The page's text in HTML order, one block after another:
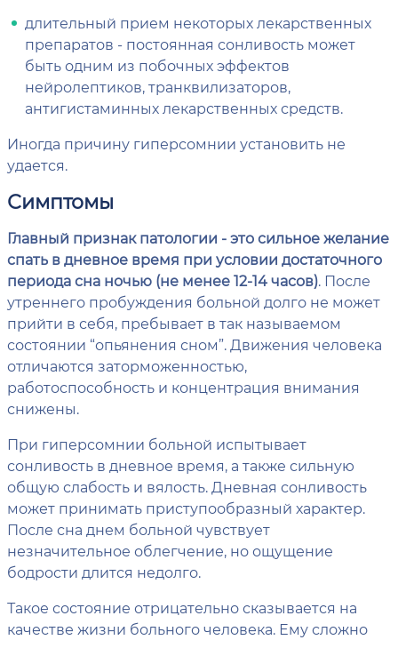
длительный прием некоторых лекарственных
препаратов - постоянная сонливость может
быть одним из побочных эффектов
нейролептиков, транквилизаторов,
антигистаминных лекарственных средств.
Иногда причину гиперсомнии установить не
удается.
Симптомы
Главный признак патологии - это сильное желание
спать в дневное время при условии достаточного
периода сна ночью (не менее 12-14 часов). После
утреннего пробуждения больной долго не может
прийти в себя, пребывает в так называемом
состоянии “опьянения сном”. Движения человека
отличаются заторможенностью,
работоспособность и концентрация внимания
снижены.
При гиперсомнии больной испытывает
сонливость в дневное время, а также сильную
общую слабость и вялость. Дневная сонливость
может принимать приступообразный характер.
После сна днем больной чувствует
незначительное облегчение, но ощущение
бодрости длится недолго.
Такое состояние отрицательно сказывается на
качестве жизни больного человека. Ему сложно